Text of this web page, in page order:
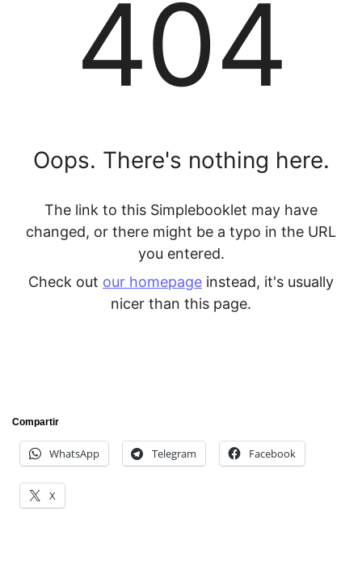
Compartir
WhatsApp Telegram Facebook
X